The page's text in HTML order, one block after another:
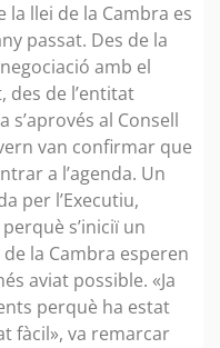
la llei de la Cambra es
passat. Des de la
amb el
des de l’entitat
al Consell
van confirmar que
a l’agenda. Un
per l’Executiu,
s’iniciï un
la Cambra esperen
aviat possible. «Ja
perquè ha estat
fàcil», va remarcar